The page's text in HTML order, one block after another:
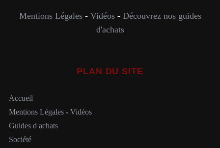
Mentions Légales- Vidéos- Découvrez nos guides
d'achats
PLAN DU SITE
Accueil
Mentions Légales- Vidéos
Guides d achats
Société